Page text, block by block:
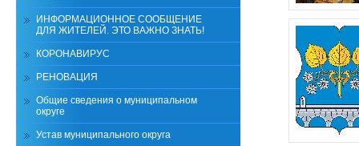
ИНФОРМАЦИОННОЕ СООБЩЕНИЕ
ДЛЯ ЖИТЕЛЕЙ. ЭТО ВАЖНО ЗНАТЬ!
КОРОНАВИРУС
РЕНОВАЦИЯ
Общие сведения о муниципальном
округе
Устав муниципального округа